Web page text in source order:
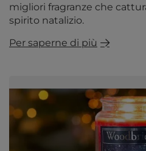
migliori fragranze che
spirito natalizio.
Per saperne di più